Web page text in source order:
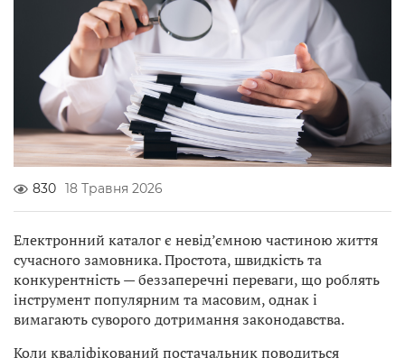
830 18 Травня 2026
Електронний каталог є невід’ємною частиною життя
сучасного замовника. Простота, швидкість та
конкурентність — беззаперечні переваги, що роблять
інструмент популярним та масовим, однак і
вимагають суворого дотримання законодавства.
Коли кваліфікований постачальник поводиться